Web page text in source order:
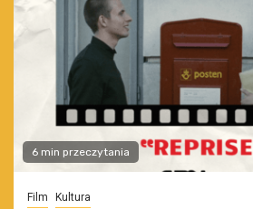
6 min przeczytania
Film Kultura